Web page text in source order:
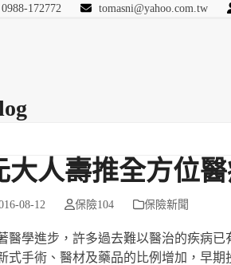
0988-172772 tomasni@yahoo.com.tw
大人壽推全方位
08-12 保險104 保險新聞
醫學進步，許多過去難以醫治的疾病
式手術、醫材及藥品的比例增加，早